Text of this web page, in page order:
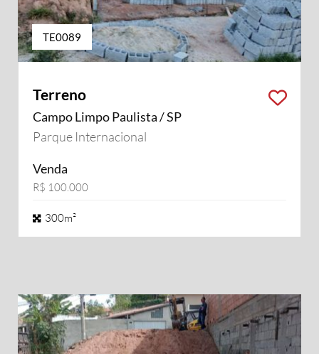
TE0089
Terreno
Campo Limpo Paulista / SP
Parque Internacional
Venda
R$ 100.000
300m²